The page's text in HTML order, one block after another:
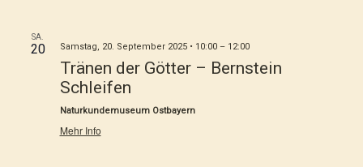
SA.
20 Samstag, 20. September 2025 • 10:00– 12:00
Tränen der Götter – Bernstein
Schleifen
Naturkundemuseum Ostbayern
Mehr Info